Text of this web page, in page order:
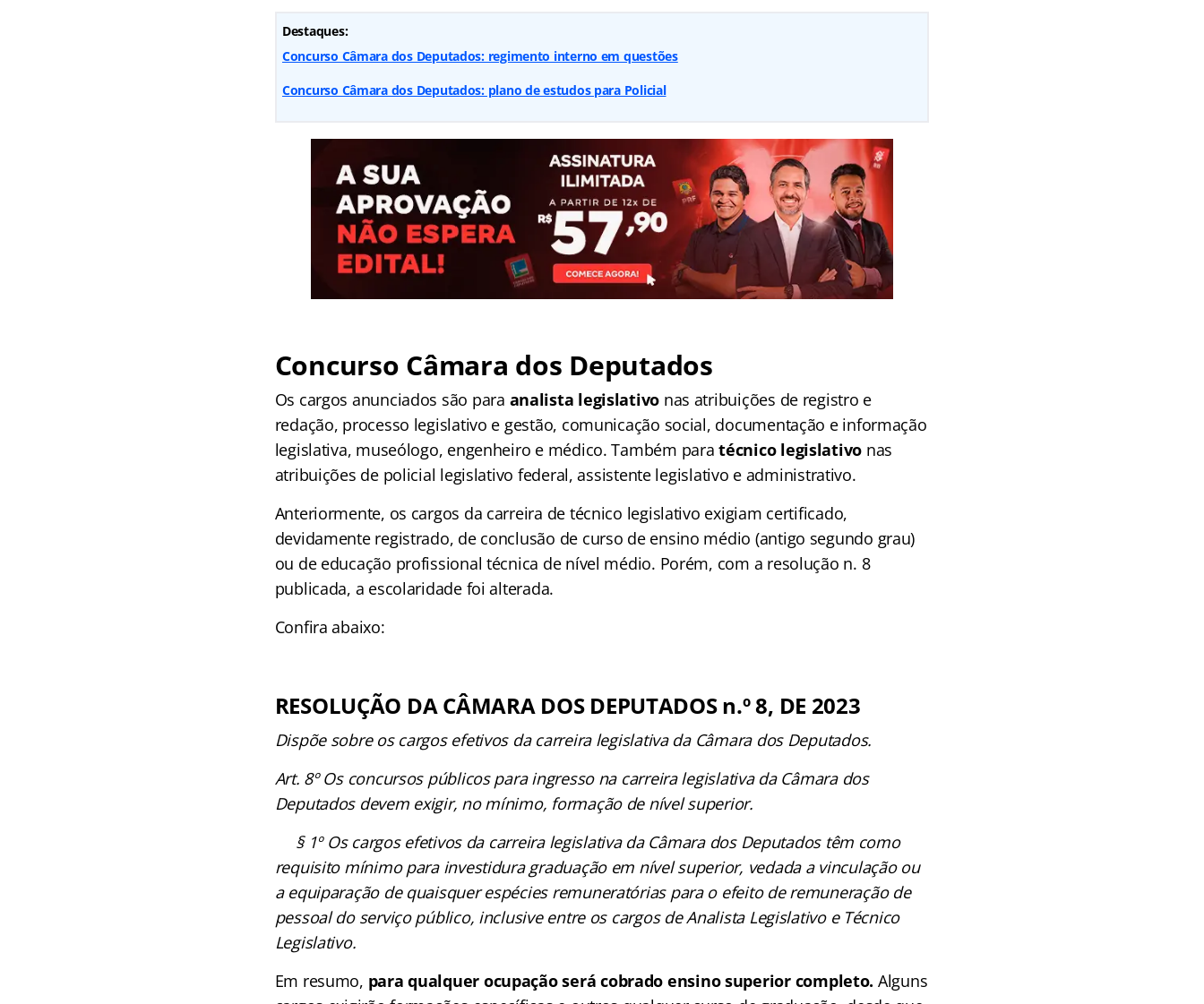
Destaques:
Concurso Câmara dos Deputados: regimento interno em questões
Concurso Câmara dos Deputados: plano de estudos para Policial
Concurso Câmara dos Deputados
Os cargos anunciados são para analista legislativo nas atribuições de registro e
redação, processo legislativo e gestão, comunicação social, documentação e informação
legislativa, museólogo, engenheiro e médico. Também paratécnico legislativo nas
atribuições de policial legislativo federal, assistente legislativo e administrativo.
Anteriormente, os cargos da carreira de técnico legislativo exigiam certificado,
devidamente registrado, de conclusão de curso de ensino médio (antigo segundo grau)
ou de educação profissional técnica de nível médio. Porém, com a resolução n. 8
publicada, a escolaridade foi alterada.
Confira abaixo:
RESOLUÇÃO DA CÂMARA DOS DEPUTADOS n.º 8, DE 2023
Dispõe sobre os cargos efetivos da carreira legislativa da Câmara dos Deputados.
Art. 8º Os concursos públicos para ingresso na carreira legislativa da Câmara dos
Deputados devem exigir, no mínimo, formação de nível superior.
§ 1º Os cargos efetivos da carreira legislativa da Câmara dos Deputados têm como
requisito mínimo para investidura graduação em nível superior, vedada a vinculação ou
a equiparação de quaisquer espécies remuneratórias para o efeito de remuneração de
pessoal do serviço público, inclusive entre os cargos de Analista Legislativo e Técnico
Legislativo.
Em resumo, para qualquer ocupação será cobrado ensino superior completo. Alguns